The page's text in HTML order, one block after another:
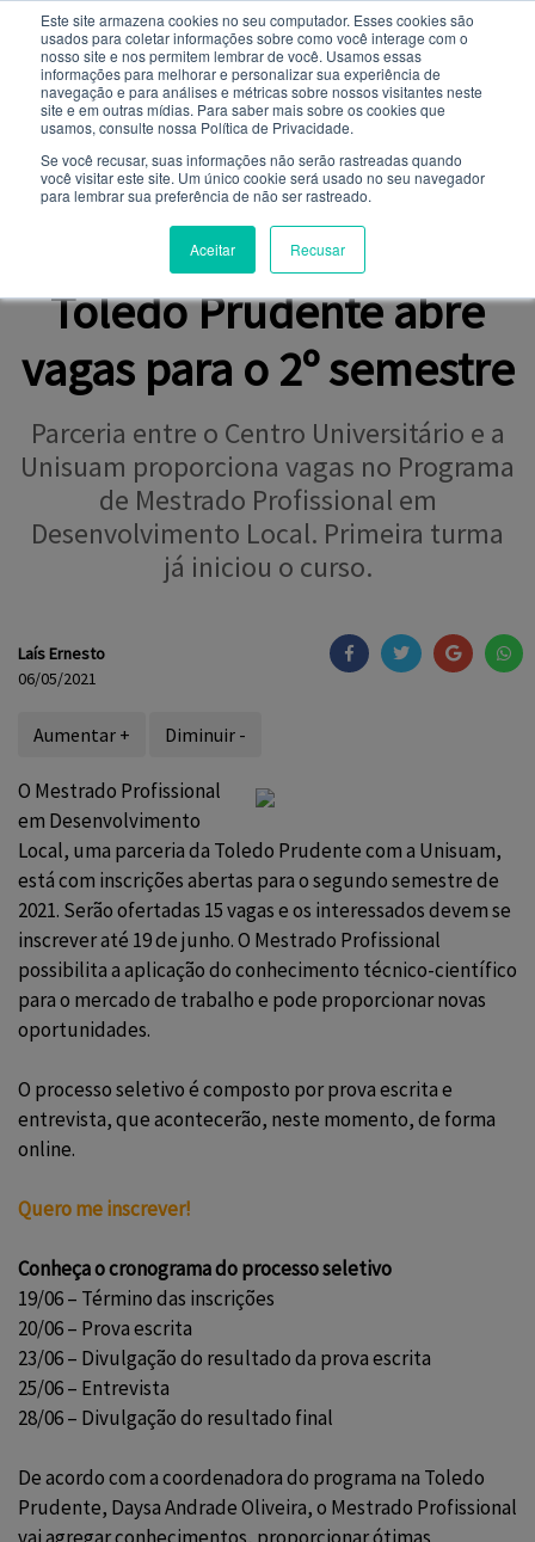
Este site armazena cookies no seu computador. Esses cookies são
usados ​​para coletar informações sobre como você interage com o
nosso site e nos permitem lembrar de você. Usamos essas
informações para melhorar e personalizar sua experiência de
navegação e para análises e métricas sobre nossos visitantes neste
site e em outras mídias. Para saber mais sobre os cookies que
usamos, consulte nossa Política de Privacidade.
Se você recusar, suas informações não serão rastreadas quando
você visitar este site. Um único cookie será usado no seu navegador
para lembrar sua preferência de não ser rastreado.
Aceitar Recusar
NOTÍCIAS
OPORTUNIDADE
Mestrado Profissional da
Toledo Prudente abre
vagas para o 2º semestre
Parceria entre o Centro Universitário e a
Unisuam proporciona vagas no Programa
de Mestrado Profissional em
Desenvolvimento Local. Primeira turma
já iniciou o curso.
Laís Ernesto
06/05/2021
Aumentar + Diminuir -
O Mestrado Profissional
em Desenvolvimento
Local, uma parceria da Toledo Prudente com a Unisuam,
está com inscrições abertas para o segundo semestre de
2021. Serão ofertadas 15 vagas e os interessados devem se
inscrever até 19 de junho. O Mestrado Profissional
possibilita a aplicação do conhecimento técnico-científico
para o mercado de trabalho e pode proporcionar novas
oportunidades.
O processo seletivo é composto por prova escrita e
entrevista, que acontecerão, neste momento, de forma
online.
Quero me inscrever!
Conheça o cronograma do processo seletivo
19/06 – Término das inscrições
20/06 – Prova escrita
23/06 – Divulgação do resultado da prova escrita
25/06 – Entrevista
28/06 – Divulgação do resultado final
De acordo com a coordenadora do programa na Toledo
Prudente, Daysa Andrade Oliveira, o Mestrado Profissional
Você quer receber notificações e não perder nenhuma
notícia importante?